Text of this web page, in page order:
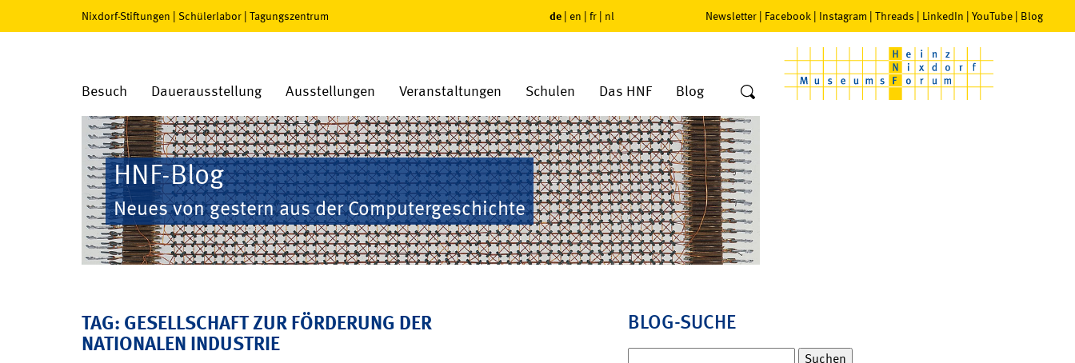
Nixdorf-Stiftungen | Schülerlabor | Tagungszentrum de | en | fr | nl Newsletter | Facebook | Instagram | Threads | LinkedIn | YouTube | Blog
Besuch Dauerausstellung Ausstellungen Veranstaltungen Schulen Das HNF Blog
HNF-Blog
Neues von gestern aus der Computergeschichte
TAG: GESELLSCHAFT ZUR FÖRDERUNG DER
NATIONALEN INDUSTRIE
BLOG-SUCHE